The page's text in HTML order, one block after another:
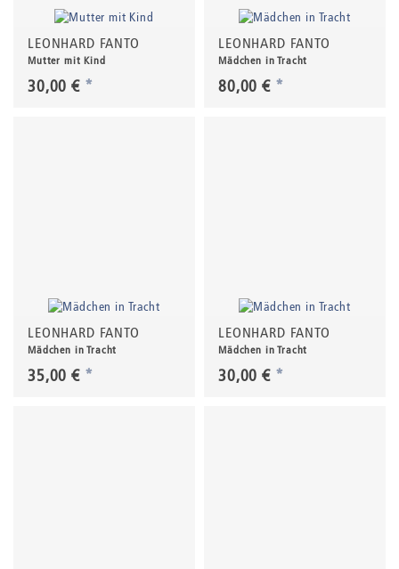
LEONHARD FANTO
Mutter mit Kind
30,00 € *
LEONHARD FANTO
Mädchen in Tracht
80,00 € *
LEONHARD FANTO
Mädchen in Tracht
35,00 € *
LEONHARD FANTO
Mädchen in Tracht
30,00 € *